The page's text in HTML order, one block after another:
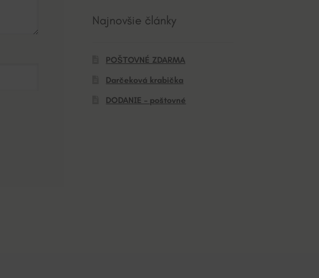
Najnovšie články
POŠTOVNÉ ZDARMA
Darčeková krabička
DODANIE – poštovné